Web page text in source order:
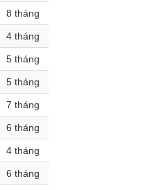
8 tháng
4 tháng
5 tháng
5 tháng
7 tháng
6 tháng
4 tháng
6 tháng